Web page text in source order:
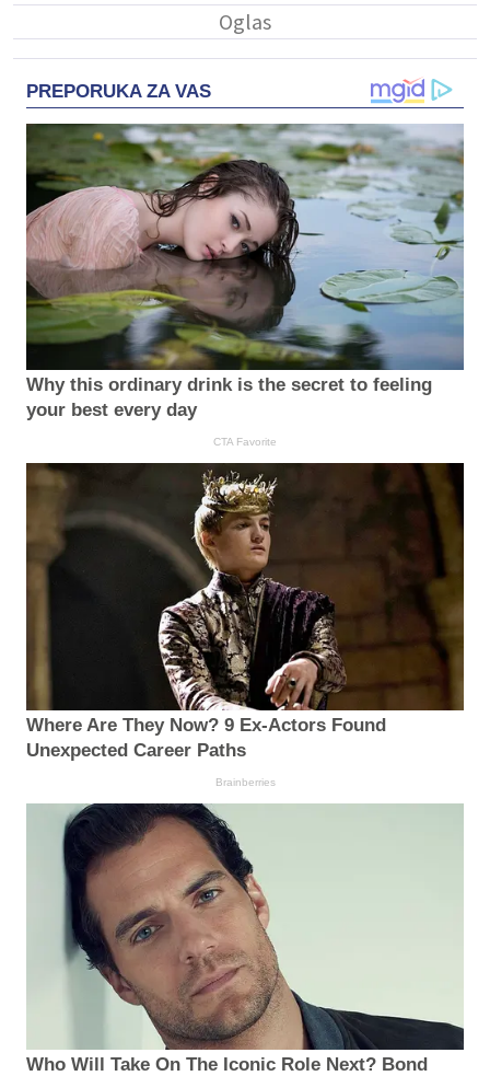
PREPORUKA ZA VAS
Why this ordinary drink is the secret to feeling
your best every day
CTA Favorite
Where Are They Now? 9 Ex-Actors Found
Unexpected Career Paths
Brainberries
Who Will Take On The Iconic Role Next? Bond